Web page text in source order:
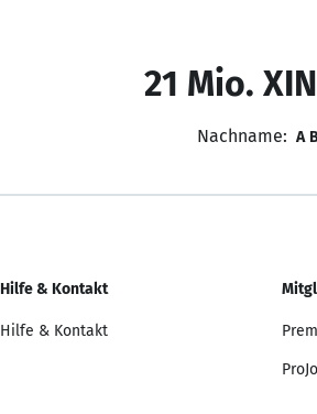
21 Mio.
Nachname: A
Hilfe & Kontakt
Hilfe & Kontakt